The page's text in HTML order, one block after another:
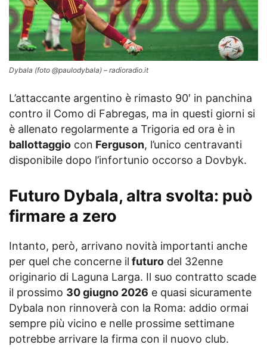
Dybala (foto @paulodybala) – radioradio.it
L’attaccante argentino è rimasto 90′ in panchina
contro il Como di Fabregas, ma in questi giorni si
è allenato regolarmente a Trigoria ed ora è in
ballottaggio con Ferguson, l’unico centravanti
disponibile dopo l’infortunio occorso a Dovbyk.
Futuro Dybala, altra svolta: può
firmare a zero
Intanto, però, arrivano novità importanti anche
per quel che concerne il futuro del 32enne
originario di Laguna Larga. Il suo contratto scade
il prossimo 30 giugno 2026 e quasi sicuramente
Dybala non rinnoverà con la Roma: addio ormai
sempre più vicino e nelle prossime settimane
potrebbe arrivare la firma con il nuovo club.